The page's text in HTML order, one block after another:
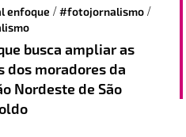
enfoque /#fotojornalismo /
busca ampliar as
dos moradores da
Nordeste de São